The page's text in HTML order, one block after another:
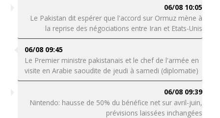
06/08 10:05
Le Pakistan dit espérer que l'accord sur Ormuz mène à
la reprise des négociations entre Iran et Etats-Unis
06/08 09:45
Le Premier ministre pakistanais et le chef de l'armée en
visite en Arabie saoudite de jeudi à samedi (diplomatie)
06/08 09:39
Nintendo: hausse de 50% du bénéfice net sur avril-juin,
prévisions laissées inchangées